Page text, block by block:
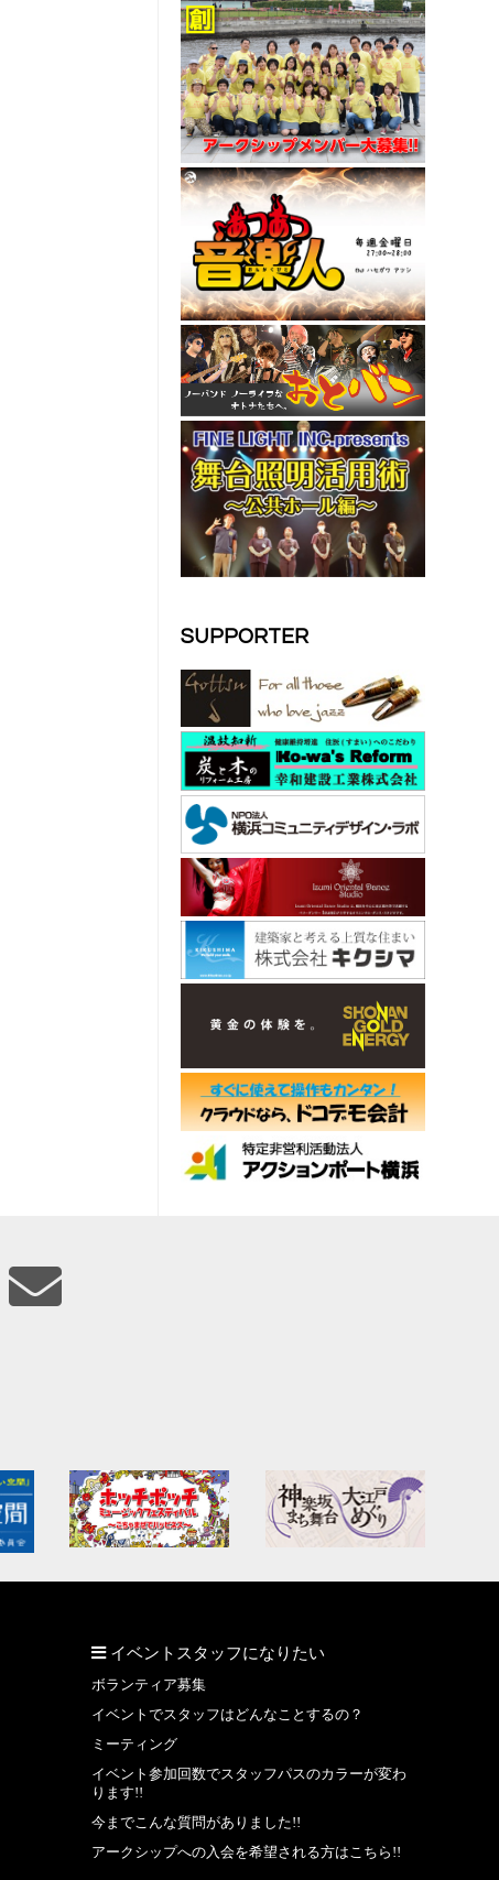
SUPPORTER
イベントスタッフになりたい
ボランティア募集
イベントでスタッフはどんなことするの？
ミーティング
イベント参加回数でスタッフパスのカラーが変わ
ります!!
今までこんな質問がありました!!
アークシップへの入会を希望される方はこちら!!